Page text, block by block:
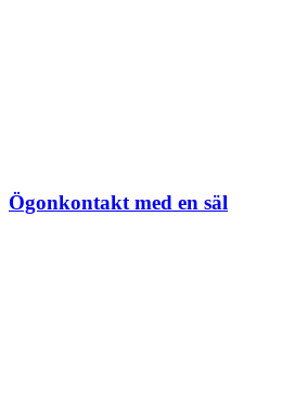
Ögonkontakt med en säl